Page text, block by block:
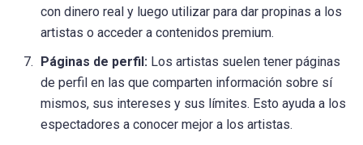
con dinero real y luego utilizar para dar propinas a los
artistas o acceder a contenidos premium.
Páginas de perfil: Los artistas suelen tener páginas
de perfil en las que comparten información sobre sí
mismos, sus intereses y sus límites. Esto ayuda a los
espectadores a conocer mejor a los artistas.